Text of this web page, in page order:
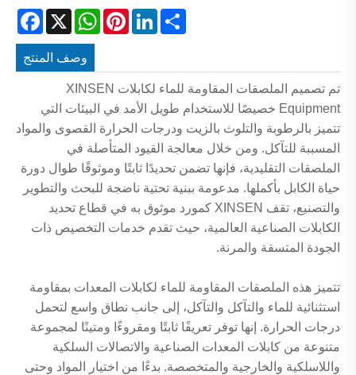
X
WhatsAppPinterestLinkedInShare
وصف المنتج
تم تصميم الملصقات المقاومة للماء لكابلات XINSEN
Equipment خصيصًا للاستخدام طويل الأمد في البيئات التي
تتميز بالرطوبة والتلوث بالزيت ودرجات الحرارة القصوى والمواد
المسببة للتآكل. ومن خلال معالجة القيود المتأصلة في
الملصقات التقليدية، فإنها تضمن تحديدًا ثابتًا وموثوقًا طوال دورة
حياة الكابل بأكملها. مدعومة ببنية تحتية ناضجة للبحث والتطوير
والتصنيع، تقف XINSEN كمورد موثوق به في قطاع تحديد
الكابلات الصناعية العالمية، حيث تقدم خدمات التخصيص ذات
الجودة المتسقة والمرنة.
تتميز هذه الملصقات المقاومة للماء لكابلات المعدات بمقاومة
استثنائية للماء والتآكل والتآكل، إلى جانب نطاق واسع لتحمل
درجات الحرارة. إنها توفر تعريفًا ثابتًا ومقروءًا ومتينًا لمجموعة
متنوعة من كابلات المعدات الصناعية والاتصالات السلكية
واللاسلكية والخارجية والمتخصصة. بدءًا من اختيار المواد وحتى